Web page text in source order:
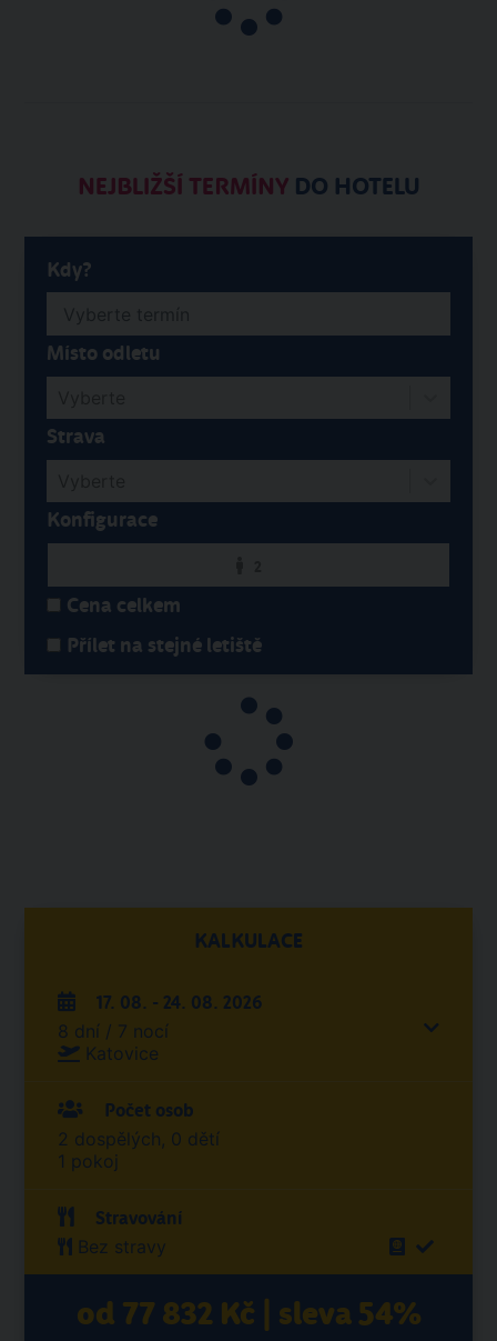
NEJBLIŽŠÍ TERMÍNYDO HOTELU
Kdy?
Místo odletu
Strava
Konfigurace
Cena celkem
Přílet na stejné letiště
KALKULACE
17. 08. - 24. 08. 2026
8 dní / 7 nocí
Katovice
Počet osob
2 dospělých, 0 dětí
1 pokoj
Stravování
Bez stravy
od 77 832 Kč | sleva 54%